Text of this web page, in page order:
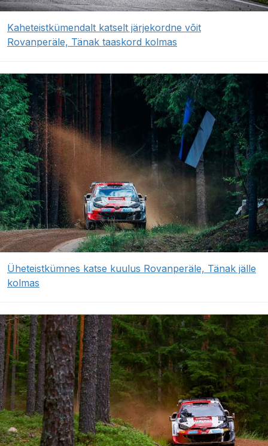
Kaheteistkümendalt katselt järjekordne võit
Rovanperäle, Tänak taaskord kolmas
Üheteistkümnes katse kuulus Rovanperäle, Tänak jälle
kolmas